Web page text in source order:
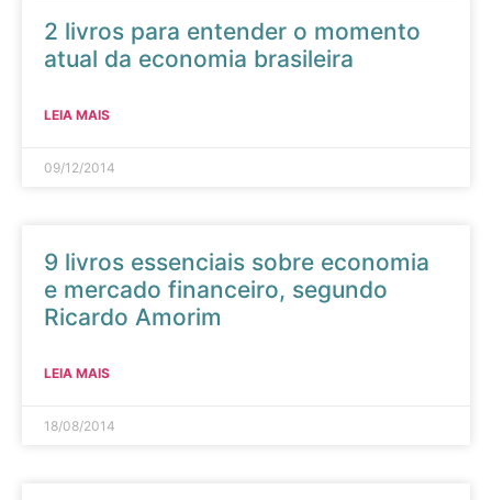
2 livros para entender o momento
atual da economia brasileira
LEIA MAIS
09/12/2014
9 livros essenciais sobre economia
e mercado financeiro, segundo
Ricardo Amorim
LEIA MAIS
18/08/2014